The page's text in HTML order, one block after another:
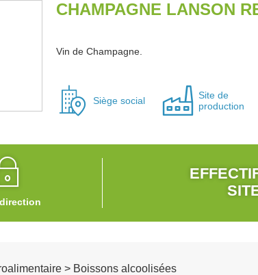
CHAMPAGNE LANSON
Vin de Champagne.
Siège social
Site de
production
> Boissons alcoolisées